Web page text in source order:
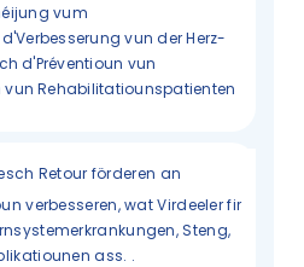
vum
vun der Herz-
d'Préventioun vun
Rehabilitatiounspatienten
Retour förderen an
verbesseren, wat Virdeeler fir
Steng,
ass. .